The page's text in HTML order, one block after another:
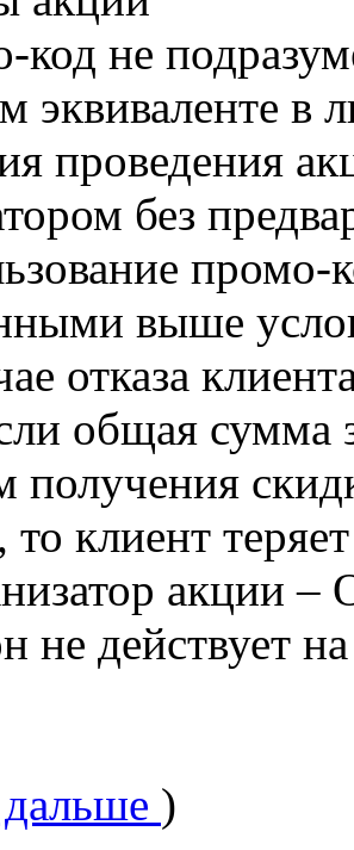
не
эквиваленте в
проведения
без
промо-
выше
отказа
общая сумма
получения
клиент
акции
не действует
)